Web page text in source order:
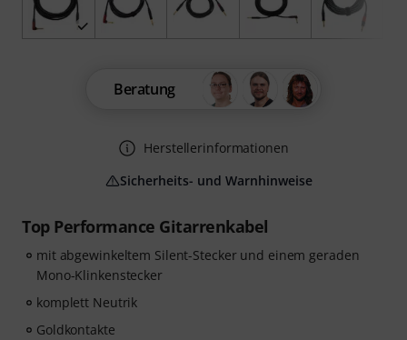
Top Performance Gitarrenkabel
mit abgewinkeltem Silent-Stecker und einem geraden
Mono-Klinkenstecker
komplett Neutrik
Goldkontakte
Beratung
Herstellerinformationen
Sicherheits- und Warnhinweise